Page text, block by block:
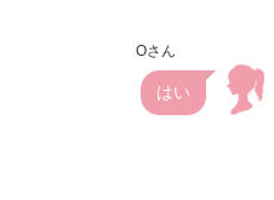
Oさん
はい